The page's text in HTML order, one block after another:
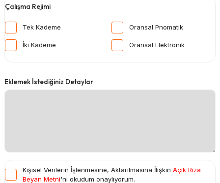
Çalışma Rejimi
Tek Kademe
İki Kademe
Oransal Pnomatik
Oransal Elektronik
Eklemek İstediğiniz Detaylar
Kişisel Verilerin İşlenmesine, Aktarılmasına İlişkin Açık Rıza
Beyan Metni'ni okudum onaylıyorum.